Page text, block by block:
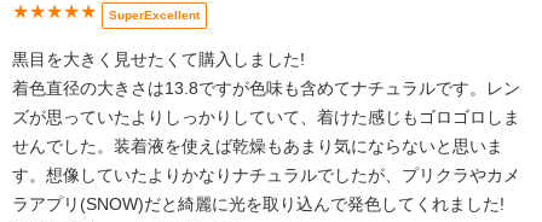
★★★★★ SuperExcellent
黒目を大きく見せたくて購入しました!
着色直径の大きさは13.8ですが色味も含めてナチュラルです。レン
ズが思っていたよりしっかりしていて、着けた感じもゴロゴロしま
せんでした。装着液を使えば乾燥もあまり気にならないと思いま
す。想像していたよりかなりナチュラルでしたが、プリクラやカメ
ラアプリ(SNOW)だと綺麗に光を取り込んで発色してくれました!